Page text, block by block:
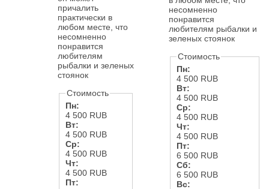
причалить
практически в
любом месте, что
несомненно
понравится
любителям
рыбалки и зеленых
стоянок
Стоимость
Пн:
4 500 RUB
Вт:
4 500 RUB
Ср:
4 500 RUB
Чт:
4 500 RUB
Пт:
несомненно
понравится
любителям рыбалки и
зеленых стоянок
Стоимость
Пн:
4 500 RUB
Вт:
4 500 RUB
Ср:
4 500 RUB
Чт:
4 500 RUB
Пт:
6 500 RUB
Сб:
6 500 RUB
Вс: